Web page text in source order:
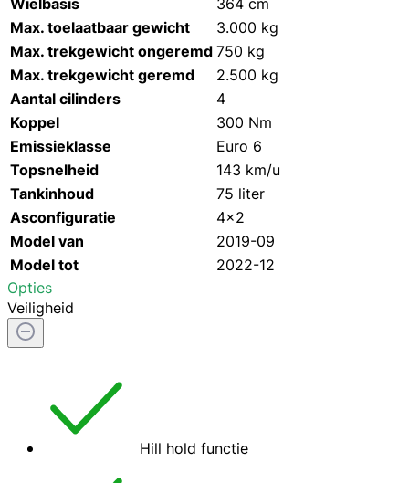
Max. toelaatbaar gewicht
3.000 kg
Max. trekgewicht ongeremd750 kg
Max. trekgewicht geremd
2.500 kg
Aantal cilinders
4
Koppel
300 Nm
Emissieklasse
Euro 6
Topsnelheid
143 km/u
Tankinhoud
75 liter
Asconfiguratie
4x2
Model van
2019-09
Model tot
2022-12
Opties
Veiligheid
Hill hold functie